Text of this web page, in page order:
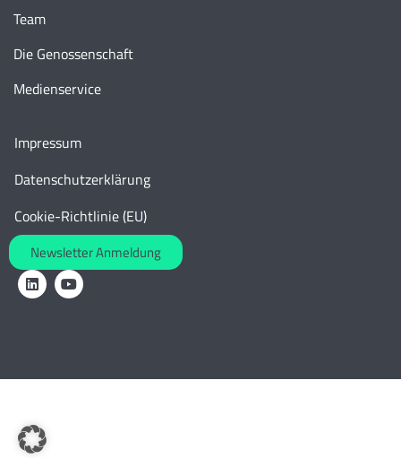
Team
Die Genossenschaft
Medienservice
Impressum
Datenschutzerklärung
Cookie-Richtlinie (EU)
Newsletter Anmeldung